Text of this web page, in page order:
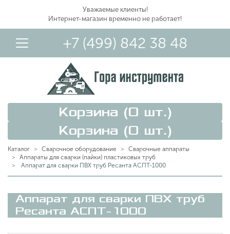
Уважаемые клиенты!
Интернет-магазин временно не работает!
+7 (499) 842 38 48
Корзина (0 шт.)
Корзина (0 шт.)
Каталог Сварочное оборудование
Сварочные аппараты
Аппараты для сварки (пайки) пластиковых труб
Аппарат для сварки ПВХ труб Ресанта АСПТ-1000
Аппарат для сварки ПВХ труб
Ресанта АСПТ-1000